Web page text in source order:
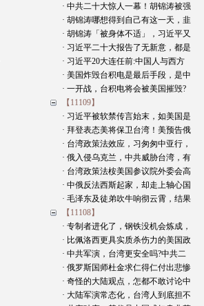
· 中共二十大惊人一幕！胡锦涛被强
· 胡锦涛哪想得到自己有这一天，韭
· 胡锦涛「被身体不适」，习近平又
· 习近平二十大报告了无新意，都是
· 习近平20大连任前:中国人与西方
· 美国炸毁台积电是最后手段，是中
· 一开战，台积电将会被美国摧毁?
【11109】
· 习近平被软禁传言始末，如美国是
· 拜登表态美将保卫台湾！美预告俄
· 台湾政策法效应，习匆匆中亚行，
· 俄入侵乌克兰，中共威胁台湾，有
· 台湾政策法桉美国参议院外委会高
· 中俄反法西斯起家，却走上轴心国
· 毛泽东及徒弟吹牛响彻云霄，结果
【11108】
· 专制者进化了，钢铁没机会炼成，
· 比佩洛西更具实质杀伤力的美国政
· 中共军演，台湾更安全吗?中共二
· 俄罗斯国师杜金求仁得仁付出悲惨
· 奇怪的大陆观点，怎都不敢讨论中
· 大陆军演常态化，台湾人到底担不